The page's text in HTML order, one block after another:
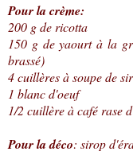
Pour la crème:
200 g de ricotta
150 g de yaourt à la
brassé)
4 cuillères à soupe de
1 blanc d'oeuf
1/2 cuillère à café rase
Pour la déco: sirop